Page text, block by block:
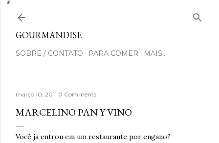
GOURMANDISE
SOBRE / CONTATO PARA COMER MAIS…
março 10, 2011 0 Comments
MARCELINO PAN Y VINO
Você já entrou em um restaurante por engano?